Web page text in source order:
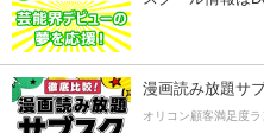
漫画読み放題サ
オリコン顧客満足度